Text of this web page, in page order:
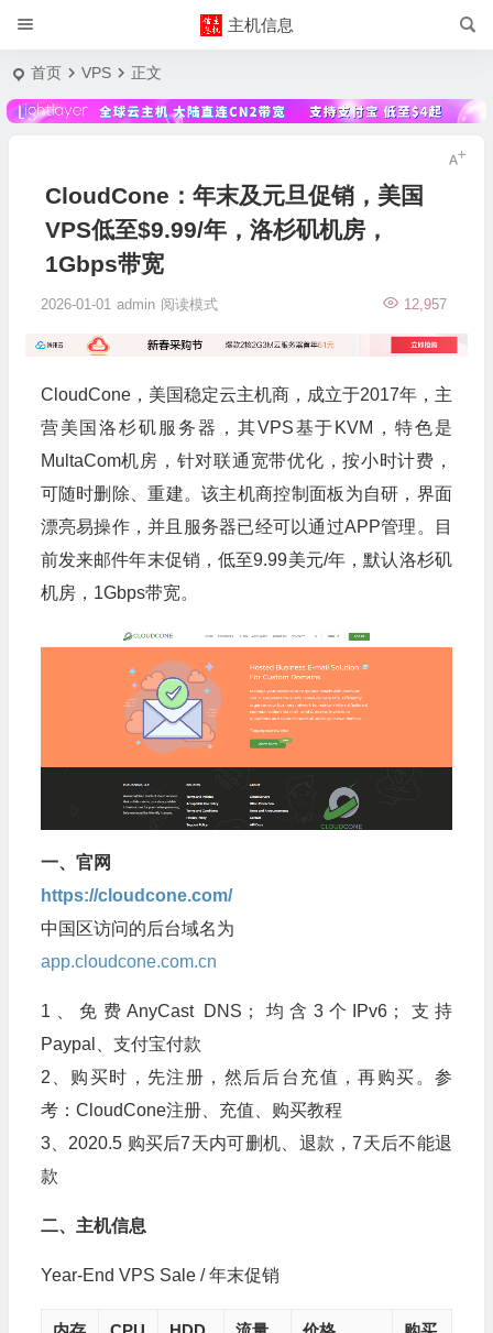
主机信息
首页 VPS 正文
CloudCone：年末及元旦促销，美国
VPS低至$9.99/年，洛杉矶机房，
1Gbps带宽
2026-01-01 admin 12,957
阅读模式
CloudCone，美国稳定云主机商，成立于2017年，主
营美国洛杉矶服务器，其VPS基于KVM，特色是
MultaCom机房，针对联通宽带优化，按小时计费，
可随时删除、重建。该主机商控制面板为自研，界面
漂亮易操作，并且服务器已经可以通过APP管理。目
前发来邮件年末促销，低至9.99美元/年，默认洛杉矶
机房，1Gbps带宽。
一、官网
https://cloudcone.com/
中国区访问的后台域名为
app.cloudcone.com.cn
1、免费AnyCast DNS；均含3个IPv6；支持
Paypal、支付宝付款
2、购买时，先注册，然后后台充值，再购买。参
考：CloudCone注册、充值、购买教程
3、2020.5 购买后7天内可删机、退款，7天后不能退
款
二、主机信息
Year-End VPS Sale / 年末促销